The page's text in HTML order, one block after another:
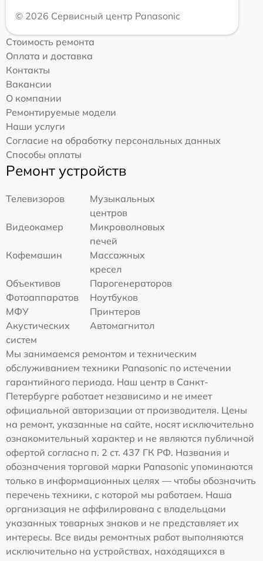
© 2026 Сервисный центр Panasonic
Стоимость ремонта
Оплата и доставка
Контакты
Вакансии
О компании
Ремонтируемые модели
Наши услуги
Согласие на обработку персональных данных
Способы оплаты
Ремонт устройств
Телевизоров
Музыкальных
центров
Видеокамер
Микроволновых
печей
Кофемашин
Массажных
кресел
Объективов
Парогенераторов
Фотоаппаратов
Ноутбуков
МФУ
Принтеров
Акустических
систем
Автомагнитол
Мы занимаемся ремонтом и техническим
обслуживанием техники Panasonic по истечении
гарантийного периода. Наш центр в Санкт-
Петербурге работает независимо и не имеет
официальной авторизации от производителя. Цены
на ремонт, указанные на сайте, носят исключительно
ознакомительный характер и не являются публичной
офертой согласно п. 2 ст. 437 ГК РФ. Названия и
обозначения торговой марки Panasonic упоминаются
только в информационных целях — чтобы обозначить
перечень техники, с которой мы работаем. Наша
организация не аффилирована с владельцами
указанных товарных знаков и не представляет их
интересы. Все виды ремонтных работ выполняются
исключительно на устройствах, находящихся в